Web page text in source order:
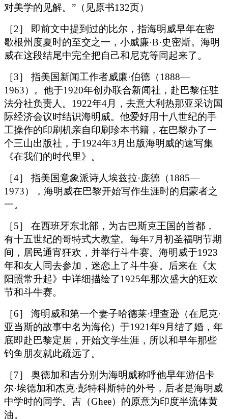
对美学的见解。”（见原书132页）
［2］ 即前文中提到过的比尔，指海明威早年在密
歇根州度夏时的至交之一，小威廉·B·史密斯。海明
威在这段结尾中完全把自己和尼克等同起来了。
［3］ 指美国新闻工作者威廉·伯德（1888—
1963）。他于1920年创办联合新闻社，赴巴黎任驻
法分社负责人。1922年4月，去意大利热那亚采访国
际经济会议时结识海明威。他爱好用十八世纪的手
工操作的印刷机亲自印刷珍本书籍，在巴黎办了一
个三山出版社，于1924年3月出版海明威的速写集
《在我们的时代里》。
［4］ 指美国意象派诗人埃兹拉·庞德（1885—
1973），海明威在巴黎开始写作生涯时的启蒙者之
一。
［5］ 在西班牙东北部，为古巴斯克王国的首都，
有十五世纪的哥特式大教堂。每年7月初圣福明节期
间，居民通宵狂欢，并举行斗牛赛。海明威于1923
年和友人同去参加，迷恋上了斗牛赛。后来在《太
阳照常升起》中详细描绘了1925年那次盛大的狂欢
节和斗牛赛。
［6］ 海明威和第一个妻子哈德莱·理查逊（在尼克·
亚当斯的故事中名为海伦）于1921年9月结了婚，年
底即赴巴黎定居，开始文学生涯，所以和早年那些
钓鱼朋友就此疏远了。
［7］ 奥德加和吉分别为海明威称呼他早年游侣卡
尔·埃德加和杰克·彭特科斯特的外号，后者是海明威
中学时的同学。吉（Ghee）的原意为印度半流体黄
油。